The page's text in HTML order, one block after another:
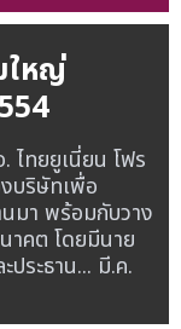
ใหญ่
ไทยยูเนี่ยน โฟร
บริษัทเพื่อ
มา พร้อมกับวาง
าคต โดยมีนาย
ประธาน... มี.ค.